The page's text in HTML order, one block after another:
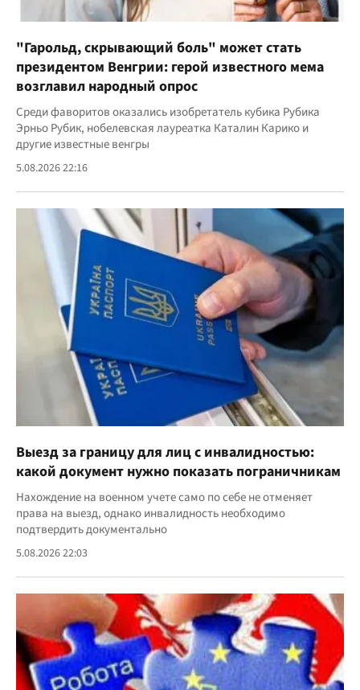
"Гарольд, скрывающий боль" может стать
президентом Венгрии: герой известного мема
возглавил народный опрос
Среди фаворитов оказались изобретатель кубика Рубика
Эрньо Рубик, нобелевская лауреатка Каталин Карико и
другие известные венгры
5.08.2026 22:16
Выезд за границу для лиц с инвалидностью:
какой документ нужно показать пограничникам
Нахождение на военном учете само по себе не отменяет
права на выезд, однако инвалидность необходимо
подтвердить документально
5.08.2026 22:03